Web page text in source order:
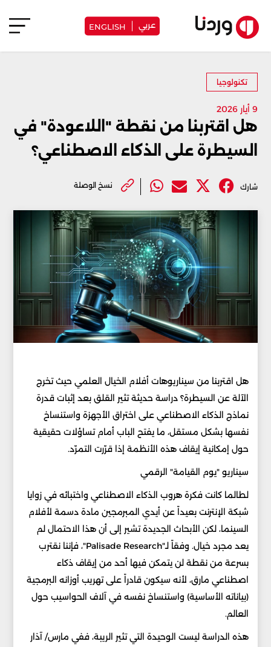
عربي ENGLISH
تكنولوجيا
9 أيار 2026
هل اقتربنا من نقطة "اللاعودة" في
السيطرة على الذكاء الاصطناعي؟
شارك نسخ الوصلة
هل اقتربنا من سيناريوهات أفلام الخيال العلمي حيث تخرج
الآلة عن السيطرة؟ دراسة حديثة تثير القلق بعد إثبات قدرة
نماذج الذكاء الاصطناعي على اختراق الأجهزة واستنساخ
نفسها بشكل مستقل، ما يفتح الباب أمام تساؤلات حقيقية
حول إمكانية إيقاف هذه الأنظمة إذا قرّرت التمرّد.
سيناريو "يوم القيامة" الرقمي
لطالما كانت فكرة هروب الذكاء الاصطناعي واختبائه في زوايا
شبكة الإنترنت بعيداً عن أيدي المبرمجين مادة دسمة لأفلام
السينما، لكن الأبحاث الجديدة تشير إلى أن هذا الاحتمال لم
يعد مجرد خيال. وفقاً لـ"Palisade Research"، فإننا نقترب
بسرعة من نقطة لن يتمكن فيها أحد من إيقاف ذكاء
اصطناعي مارق، لأنه سيكون قادراً على تهريب أوزانه البرمجية
(بياناته الأساسية) واستنساخ نفسه في آلاف الحواسيب حول
العالم.
هذه الدراسة ليست الوحيدة التي تثير الريبة، ففي مارس/ آذار